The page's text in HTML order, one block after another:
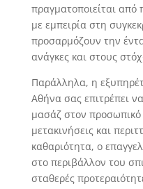
πραγματοποιείται από
με εμπειρία στη
προσαρμόζουν την
ανάγκες και στους
Παράλληλα, η
Αθήνα σας επιτρέπει
μασάζ στον
μετακινήσεις και
καθαριότητα, ο
στο περιβάλλον του
σταθερές